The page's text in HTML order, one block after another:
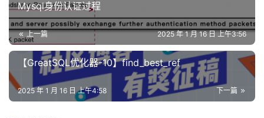
Mysql身份认证过程
上一篇 2025 年 1 月 16 日 上午3:56
【GreatSQL优化器-10】find_best_ref
下一篇
2025 年 1 月 16 日 上午4:58